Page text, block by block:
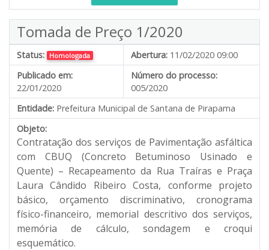
Tomada de Preço 1/2020
Status: Homologada Abertura: 11/02/2020 09:00
Publicado em:
22/01/2020
Número do processo:
005/2020
Entidade: Prefeitura Municipal de Santana de Pirapama
Objeto:
Contratação dos serviços de Pavimentação asfáltica
com CBUQ (Concreto Betuminoso Usinado e
Quente) – Recapeamento da Rua Traíras e Praça
Laura Cândido Ribeiro Costa, conforme projeto
básico, orçamento discriminativo, cronograma
físico-financeiro, memorial descritivo dos serviços,
memória de cálculo, sondagem e croqui
esquemático.